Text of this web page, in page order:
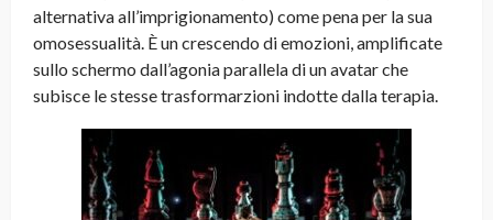
alternativa all’imprigionamento) come pena per la sua
omosessualità. È un crescendo di emozioni, amplificate
sullo schermo dall’agonia parallela di un avatar che
subisce le stesse trasformarzioni indotte dalla terapia.